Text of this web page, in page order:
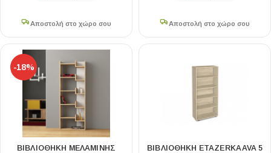
Αποστολή στο χώρο σου Αποστολή στο χώρο σου
-18%
ΒΙΒΛΙΟΘΉΚΗ ΜΕΛΑΜΊΝΗΣ
ΒΙΒΛΙΟΘΉΚΗ ETAZERKA AVA 5